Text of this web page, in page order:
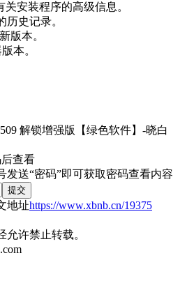
安装程序的高级信息。
史记录。
版本。
本。
查看
发送“密码”即可获取密码查看内容
提交
地址https://www.xbnb.cn/19375
许禁止转载。